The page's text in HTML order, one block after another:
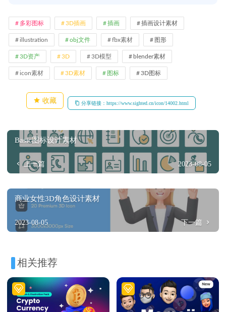
多彩图标 3D插画 插画 插画设计素材
illustration obj文件 fbx素材 图形
3D资产 3D 3D模型 blender素材
icon素材 3D素材 图标 3D图标
收藏 分享链接：https://www.sighted.cn/icon/14002.html
Basic图标设计素材
上一篇 2023-08-05
商业女性3D角色设计素材
2023-08-05 下一篇
相关推荐